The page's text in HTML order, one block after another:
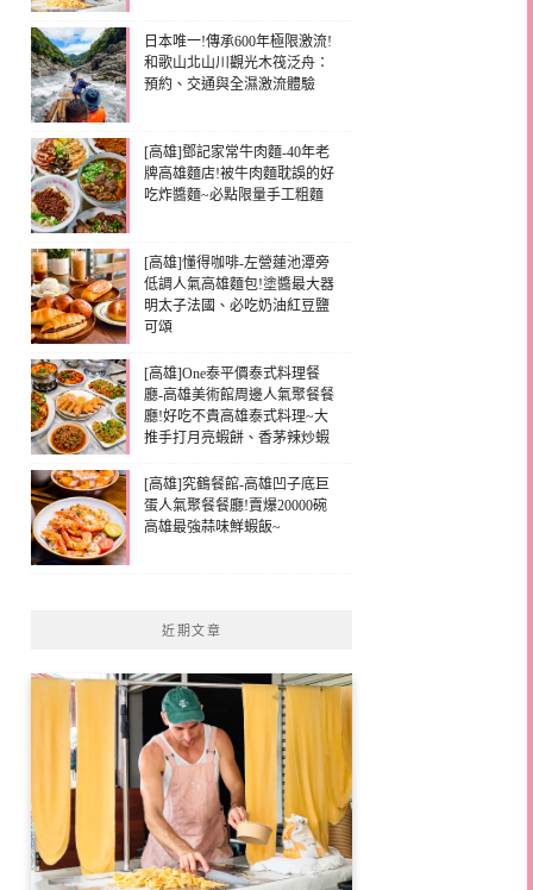
日本唯一!傳承600年極限激流!
和歌山北山川觀光木筏泛舟：
預約、交通與全濕激流體驗
[高雄]鄧記家常牛肉麵-40年老
牌高雄麵店!被牛肉麵耽誤的好
吃炸醬麵~必點限量手工粗麵
[高雄]懂得咖啡-左營蓮池潭旁
低調人氣高雄麵包!塗醬最大器
明太子法國、必吃奶油紅豆鹽
可頌
[高雄]One泰平價泰式料理餐
廳-高雄美術館周邊人氣聚餐餐
廳!好吃不貴高雄泰式料理~大
推手打月亮蝦餅、香茅辣炒蝦
[高雄]究鶴餐館-高雄凹子底巨
蛋人氣聚餐餐廳!賣爆20000碗
高雄最強蒜味鮮蝦飯~
近期文章